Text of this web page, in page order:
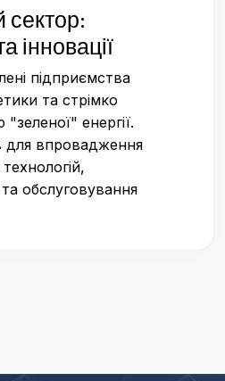
сектор:
інновації
підприємства
та стрімко
енергії.
для впровадження
обслуговування